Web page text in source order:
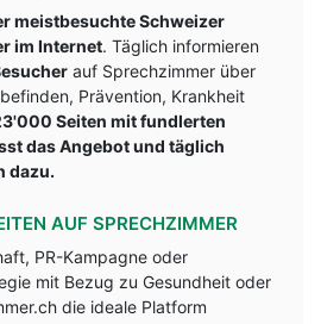
meistbesuchte Schweizer
im Internet. Täglich informieren
auf Sprechzimmer über
Prävention, Krankheit
Seiten mit fundlerten
das Angebot und täglich
dazu.
AUF SPRECHZIMMER
PR-Kampagne oder
mit Bezug zu Gesundheit oder
die ideale Platform